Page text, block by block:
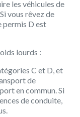
les véhicules de
vous rêvez de
permis D est
lourds :
C et D, et
de
en commun. Si
de conduite,